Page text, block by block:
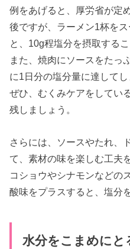
例をあげると、厚労省が定
後ですが、ラーメン1杯を
と、10g程塩分を摂取するこ
また、焼肉にソースをたっ
に1日分の塩分量に達してし
ぜひ、むくみケアをしてい
残しましょう。
さらには、ソースやたれ、
て、素材の味を楽しむ工夫
コショウやシナモンなどの
酸味をプラスすると、塩分
水分をこまめにと